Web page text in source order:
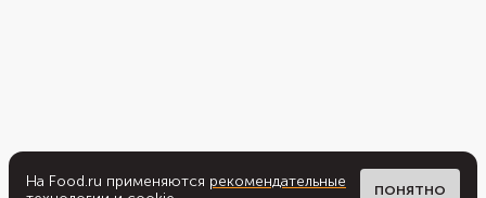
На Food.ru применяются рекомендательные
ПОНЯТНО